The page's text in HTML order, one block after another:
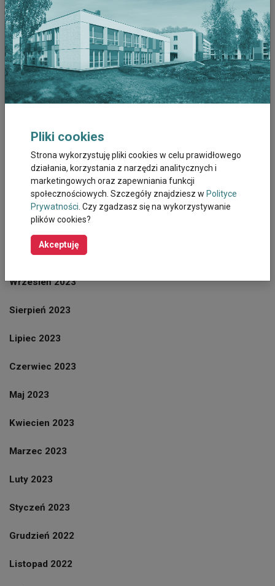
Marzec 2026
Luty 2026
Styczeń 2026
Listopad 2025
Październik 2025
Wrzesień 2025
Sierpień 2025
Październik 2023
Wrzesień 2023
Sierpień 2023
Lipiec 2023
Czerwiec 2023
Maj 2023
Kwiecien 2023
Marzec 2023
Luty 2023
Styczeń 2023
Grudzień 2022
Listopad 2022
Pliki cookies
Strona wykorzystuję pliki cookies w celu prawidłowego
działania, korzystania z narzędzi analitycznych i
marketingowych oraz zapewniania funkcji
społecznościowych. Szczegóły znajdziesz w Polityce
Prywatności . Czy zgadzasz się na wykorzystywanie
plików cookies?
Akceptuję